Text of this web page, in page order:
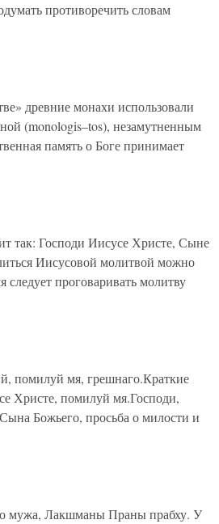
противоречить словам
древние монахи использовали
(monologis–tos), незамутненным
память о Боге принимает
так: Господи Иисусе Христе, Сыне
Иисусовой молитвой можно
проговаривать молитву
помилуй мя, грешнаго.Краткие
Христе, помилуй мя.Господи,
Божьего, просьба о милости и
мужа, Лакшманы Праны прабху. У